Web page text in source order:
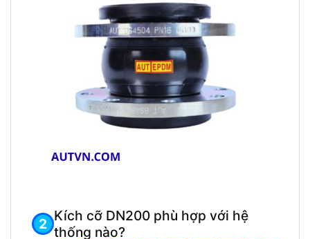
Kích cỡ DN200 phù hợp với hệ
thống nào?